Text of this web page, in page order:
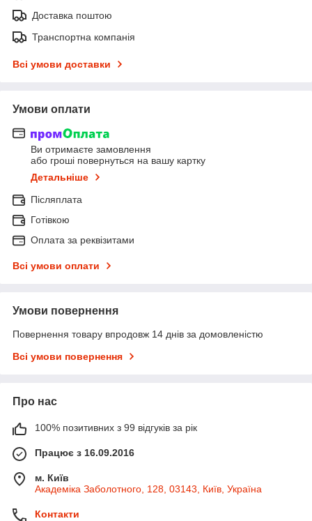
Доставка поштою
Транспортна компанія
Всі умови доставки
Умови оплати
Ви отримаєте замовлення
або гроші повернуться на вашу картку
Детальніше
Післяплата
Готівкою
Оплата за реквізитами
Всі умови оплати
Умови повернення
Повернення товару впродовж 14 днів за домовленістю
Всі умови повернення
Про нас
100% позитивних з 99 відгуків за рік
Працює з 16.09.2016
м. Київ
Академіка Заболотного, 128, 03143, Київ, Україна
Контакти